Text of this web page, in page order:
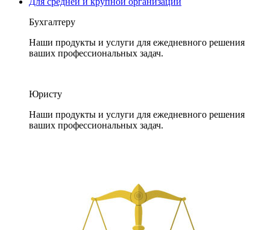
Бухгалтеру
Наши продукты и услуги для ежедневного решения
ваших профессиональных задач.
Юристу
Наши продукты и услуги для ежедневного решения
ваших профессиональных задач.